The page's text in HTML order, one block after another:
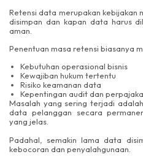
Retensi data merupakan kebijakan
disimpan dan kapan data harus
aman.
Penentuan masa retensi biasanya
Kebutuhan operasional bisnis
Kewajiban hukum tertentu
Risiko keamanan data
Kepentingan audit dan
Masalah yang sering terjadi
data pelanggan secara
yang jelas.
Padahal, semakin lama data
kebocoran dan penyalahgunaan.